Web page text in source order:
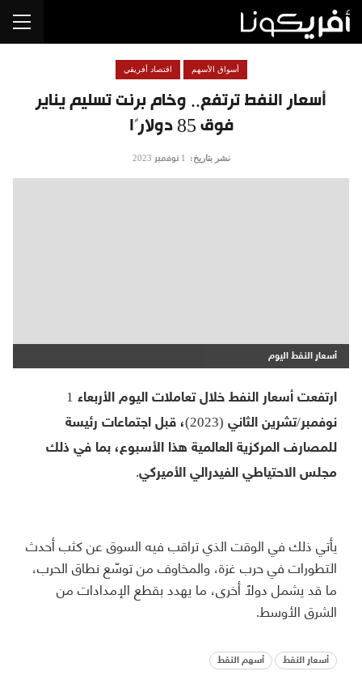
أسعار النفط ترتفع.. وخام برنت تسليم يناير
فوق 85 دولارًا
أسواق الأسهم اقتصاد أفريقي
نشر بتاريخ: 1 نوفمبر 2023
أسعار النفط اليوم
ارتفعت أسعار النفط خلال تعاملات اليوم الأربعاء 1
نوفمبر/تشرين الثاني (2023)، قبل اجتماعات رئيسة
للمصارف المركزية العالمية هذا الأسبوع، بما في ذلك
مجلس الاحتياطي الفيدرالي الأميركي.
يأتي ذلك في الوقت الذي تراقب فيه السوق عن كثب أحدث
التطورات في حرب غزة، والمخاوف من توسّع نطاق الحرب،
ما قد يشمل دولًا أخرى، ما يهدد بقطع الإمدادات من
الشرق الأوسط.
أسعار النفط أسهم النفط